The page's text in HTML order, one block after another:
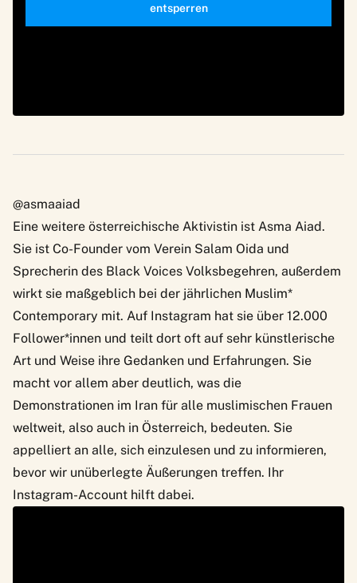
entsperren
@asmaaiad
Eine weitere österreichische Aktivistin ist Asma Aiad.
Sie ist Co-Founder vom Verein Salam Oida und
Sprecherin des Black Voices Volksbegehren, außerdem
wirkt sie maßgeblich bei der jährlichen Muslim*
Contemporary mit. Auf Instagram hat sie über 12.000
Follower*innen und teilt dort oft auf sehr künstlerische
Art und Weise ihre Gedanken und Erfahrungen. Sie
macht vor allem aber deutlich, was die
Demonstrationen im Iran für alle muslimischen Frauen
weltweit, also auch in Österreich, bedeuten. Sie
appelliert an alle, sich einzulesen und zu informieren,
bevor wir unüberlegte Äußerungen treffen. Ihr
Instagram-Account hilft dabei.